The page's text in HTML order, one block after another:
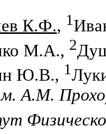
К.Ф., 1
М.А., 2
Ю.В., 1
А.М.